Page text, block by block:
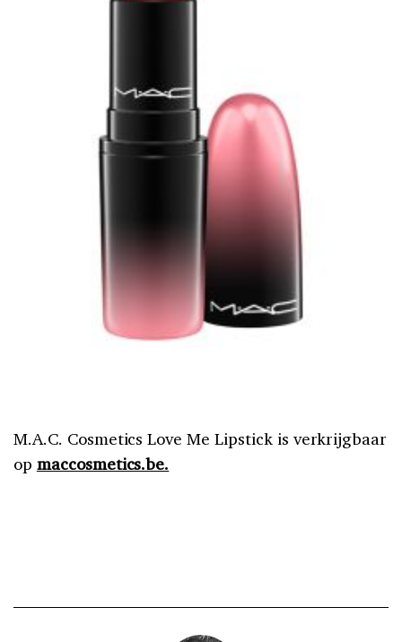
M.A.C. Cosmetics Love Me Lipstick is verkrijgbaar
op maccosmetics.be.